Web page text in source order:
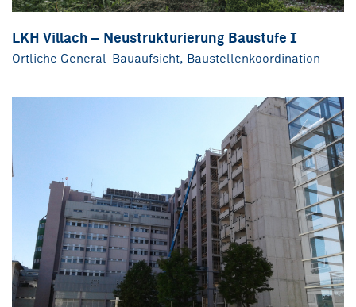
LKH Villach – Neustrukturierung Baustufe I
Örtliche General-Bauaufsicht, Baustellenkoordination